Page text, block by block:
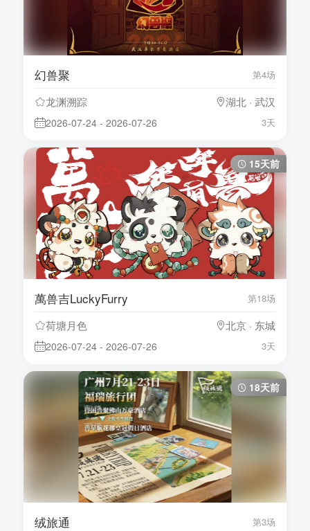
幻兽聚 第4场
龙渊溯踪 湖北 · 武汉
2026-07-24 - 2026-07-26 3天
15天前
萬兽吉LuckyFurry 第18场
荷塘月色 北京 · 东城
2026-07-24 - 2026-07-26 3天
18天前
绒旅通 第3场